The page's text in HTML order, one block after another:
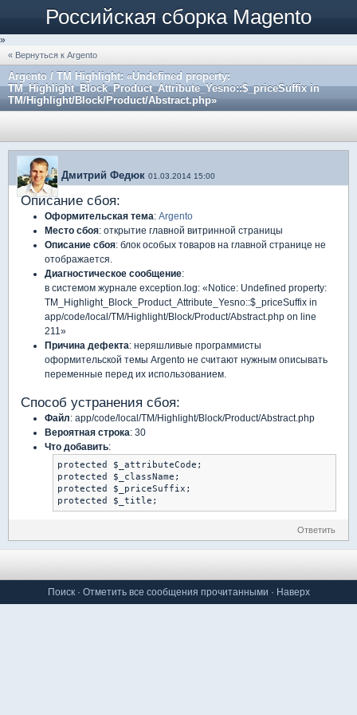
Российская сборка Magento
»
« Вернуться к Argento
Argento / TM Highlight: «Undefined property:
TM_Highlight_Block_Product_Attribute_Yesno::$_priceSuffix in
TM/Highlight/Block/Product/Abstract.php»
Дмитрий Федюк 01.03.2014 15:00
Описание сбоя:
Оформительская тема: Argento
Место сбоя: открытие главной витринной страницы
Описание сбоя: блок особых товаров на главной странице не
отображается.
Диагностическое сообщение:
в системом журнале exception.log: «Notice: Undefined property:
TM_Highlight_Block_Product_Attribute_Yesno::$_priceSuffix in
app/code/local/TM/Highlight/Block/Product/Abstract.php on line
211»
Причина дефекта: неряшливые программисты
оформительской темы Argento не считают нужным описывать
переменные перед их использованием.
Способ устранения сбоя:
Файл: app/code/local/TM/Highlight/Block/Product/Abstract.php
Вероятная строка: 30
Что добавить:
protected $_attributeCode;
protected $_className;
protected $_priceSuffix;
protected $_title;
Ответить
Поиск· Отметить все сообщения прочитанными · Наверх